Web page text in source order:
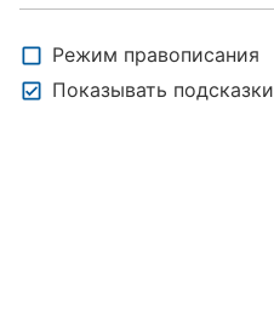
Режим правописания
Показывать подсказки